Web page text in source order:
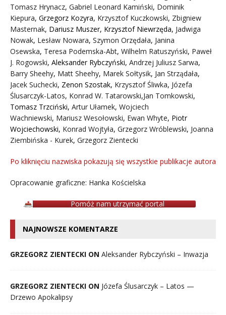
Tomasz Hrynacz, Gabriel Leonard Kamiński, Dominik
Kiepura, Grzegorz Kozyra, Krzysztof Kuczkowski, Zbigniew
Masternak, Dariusz Muszer, Krzysztof Niewrzęda, Jadwiga
Nowak, Lesław Nowara, Szymon Orzędała, Janina
Osewska, Teresa Podemska-Abt, Wilhelm Ratuszyński, Paweł
J. Rogowski, Aleksander Rybczyński, Andrzej Juliusz Sarwa,
Barry Sheehy, Matt Sheehy, Marek Sołtysik, Jan Strządała,
Jacek Suchecki, Zenon Szostak, Krzysztof Śliwka, Józefa
Ślusarczyk-Latos, Konrad W. Tatarowski,Jan Tomkowski,
Tomasz Trzciński, Artur Ułamek, Wojciech
Wachniewski, Mariusz Wesołowski, Ewan Whyte, Piotr
Wojciechowski, Konrad Wojtyła, Grzegorz Wróblewski, Joanna
Ziembińska - Kurek, Grzegorz Zientecki
Po kliknięciu nazwiska pokazują się wszystkie publikacje autora
Opracowanie graficzne: Hanka Kościelska
Pomóż nam utrzymać portal
NAJNOWSZE KOMENTARZE
GRZEGORZ ZIENTECKI ON Aleksander Rybczyński – Inwazja
GRZEGORZ ZIENTECKI ON Józefa Ślusarczyk – Latos —
Drzewo Apokalipsy